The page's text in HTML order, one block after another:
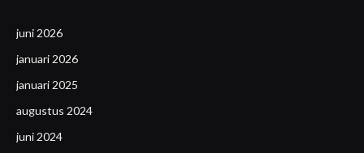
juni 2026
januari 2026
januari 2025
augustus 2024
juni 2024